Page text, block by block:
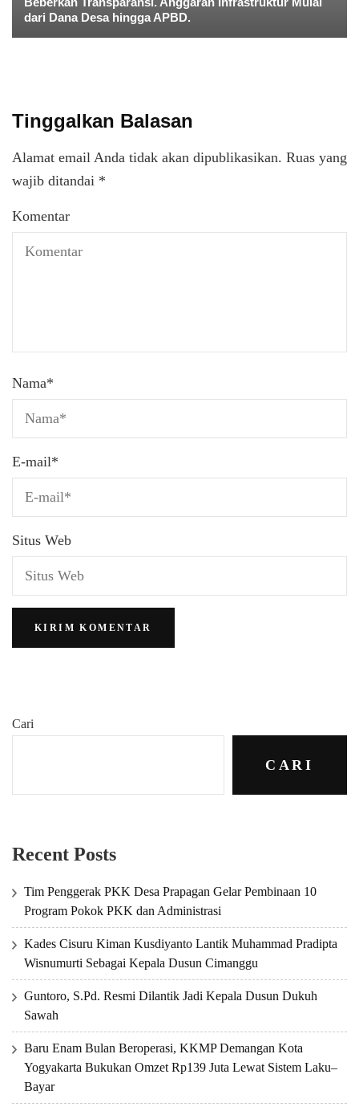
dari Dana Desa hingga APBD.
Tinggalkan Balasan
Alamat email Anda tidak akan dipublikasikan. Ruas yang
wajib ditandai *
Komentar
Nama*
E-mail*
Situs Web
Cari
CARI
Recent Posts
Tim Penggerak PKK Desa Prapagan Gelar Pembinaan 10
Program Pokok PKK dan Administrasi
Kades Cisuru Kiman Kusdiyanto Lantik Muhammad Pradipta
Wisnumurti Sebagai Kepala Dusun Cimanggu
Guntoro, S.Pd. Resmi Dilantik Jadi Kepala Dusun Dukuh
Sawah
Baru Enam Bulan Beroperasi, KKMP Demangan Kota
Yogyakarta Bukukan Omzet Rp139 Juta Lewat Sistem Laku–
Bayar